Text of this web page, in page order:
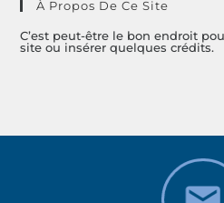
À Propos De Ce Site
C’est peut-être le bon endroit
site ou insérer quelques crédits.